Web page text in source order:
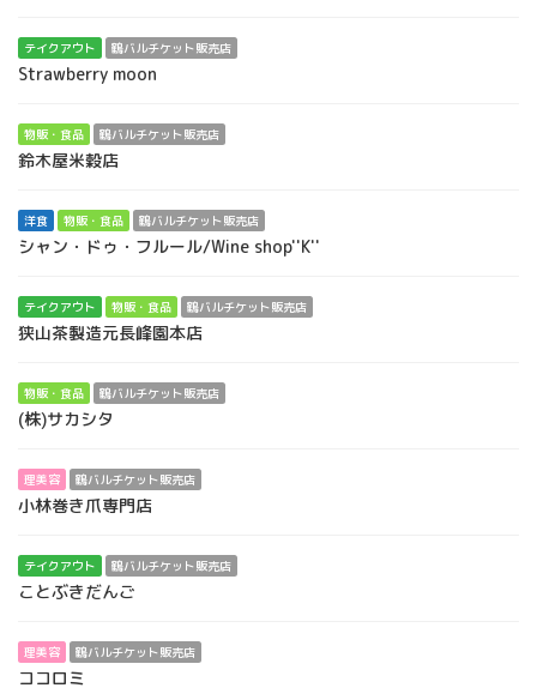
テイクアウト 鶴バルチケット販売店
Strawberry moon
物販・食品 鶴バルチケット販売店
鈴木屋米穀店
洋食 物販・食品 鶴バルチケット販売店
シャン・ドゥ・フルール/Wine shop''K''
テイクアウト 物販・食品 鶴バルチケット販売店
狭山茶製造元長峰園本店
物販・食品 鶴バルチケット販売店
(株)サカシタ
理美容 鶴バルチケット販売店
小林巻き爪専門店
テイクアウト 鶴バルチケット販売店
ことぶきだんご
理美容 鶴バルチケット販売店
ココロミ